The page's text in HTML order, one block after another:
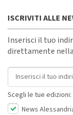
ISCRIVITI ALLE
Inserisci il tuo
direttamente
Indirizzo email
Scegli le tue edizioni:
News